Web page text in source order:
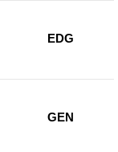
EDG
GEN